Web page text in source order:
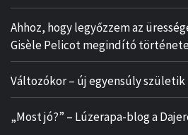
Ahhoz, hogy legyőzzem az
Gisèle Pelicot megindító
Változókor – új egyensúly születik
„Most jó?” – Lúzerapa-blog a